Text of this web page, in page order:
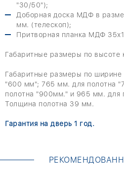
"30/50");
Доборная доска МДФ в
мм. (телескоп);
Притворная планка МДФ
Габаритные размеры по высоте
Габаритные размеры по
"600 мм"; 765 мм. для полотна
полотна "900мм." и 965 мм. для
Толщина полотна 39 мм.
Гарантия на дверь 1 год.